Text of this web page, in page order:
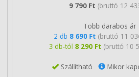
9 790 Ft (bruttó 12
Több darabos ár
2 db 8 690 Ft (bruttó 11
3 db-tól 8 290 Ft (bruttó 10
Szállítható Mikor